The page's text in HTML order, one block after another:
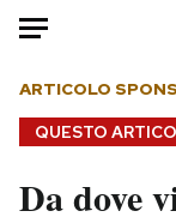
HOME
Italia
ARTICOLO
QUESTO
Da dove